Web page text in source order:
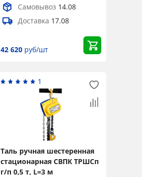
Самовывоз 14.08
Доставка 17.08
42 620руб/шт
1
Таль ручная шестеренная
стационарная СВПК ТРШСп
г/п 0,5 т, L=3 м